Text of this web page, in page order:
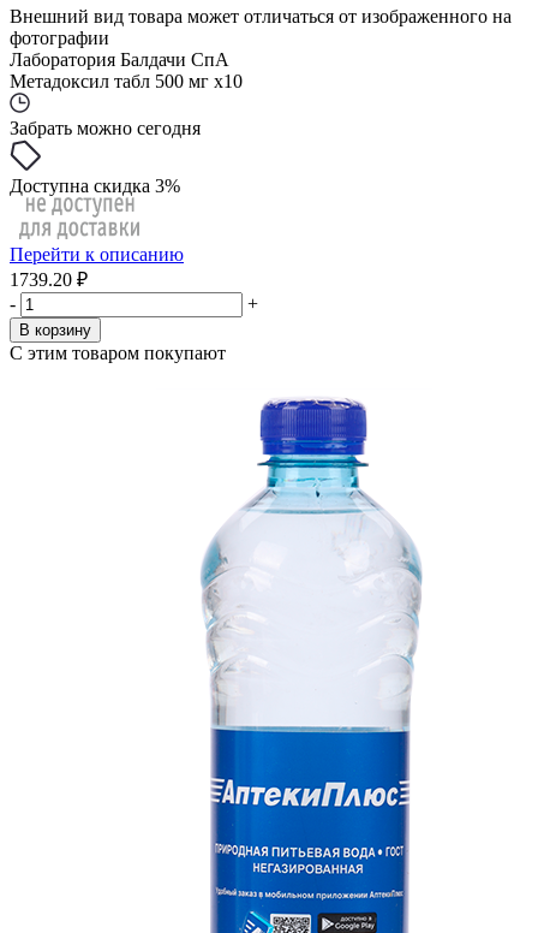
Внешний вид товара может отличаться от изображенного на
фотографии
Лаборатория Балдачи СпА
Метадоксил табл 500 мг x10
Забрать можно сегодня
Доступна скидка 3%
Перейти к описанию
1739.20 ₽
-
+
В корзину
С этим товаром покупают